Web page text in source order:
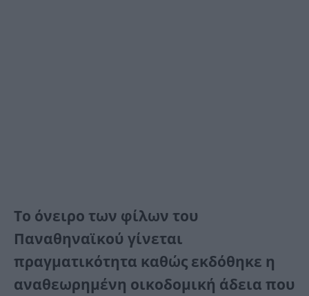
Το όνειρο των φίλων του
Παναθηναϊκού γίνεται
πραγματικότητα καθώς εκδόθηκε η
αναθεωρημένη οικοδομική άδεια που